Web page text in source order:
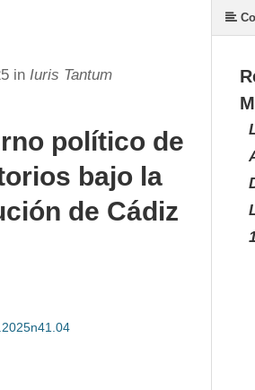
in Iuris Tantum
político de
bajo la
de Cádiz